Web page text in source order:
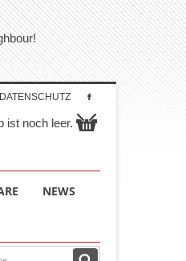
DATENSCHUTZ
ist noch leer.
NEWS